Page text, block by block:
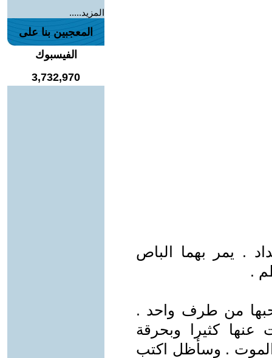
. يمر بهما الباص
من طرف واحد .
كثيرا وبحرقة
. وسأظل اكتب
المزيد.....
المعجبين بنا على
الفيسبوك
3,732,970